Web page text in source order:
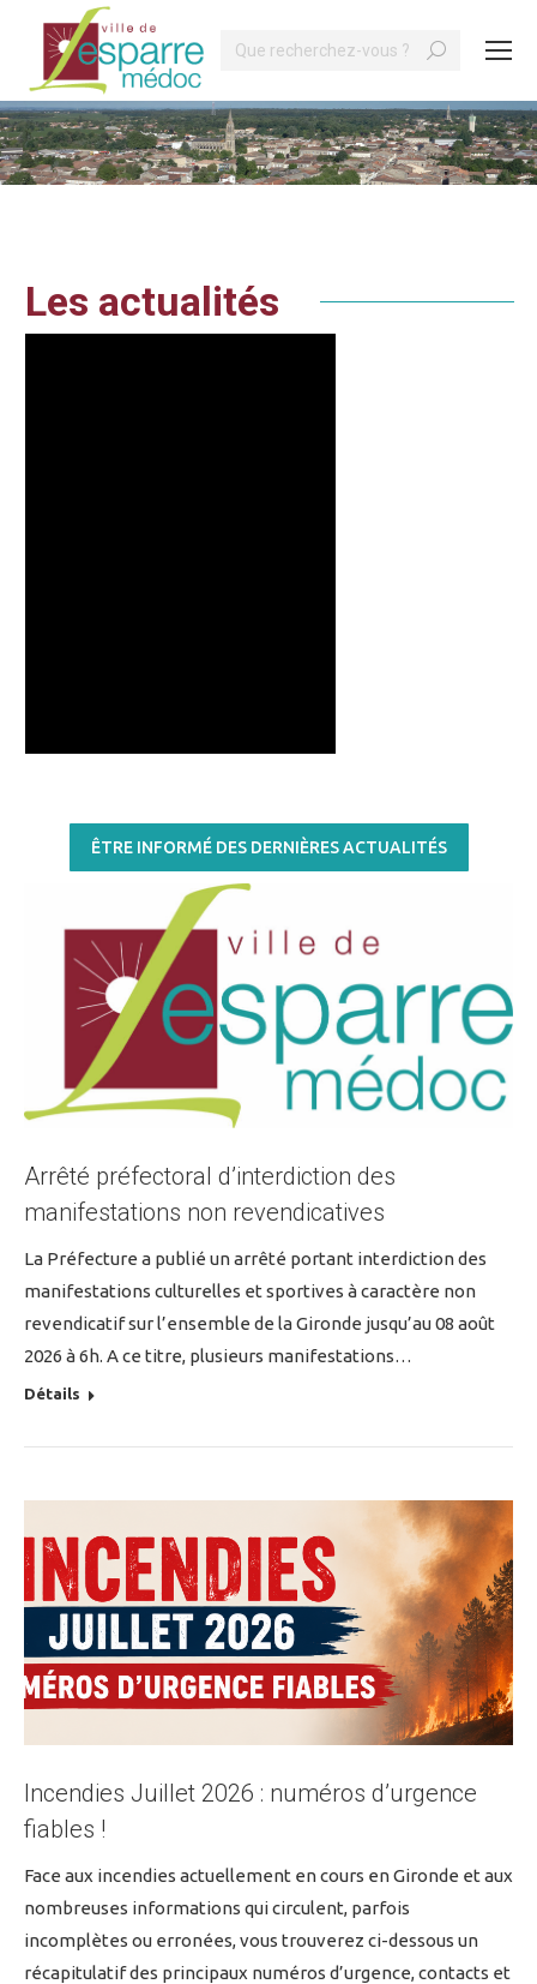
Search:
Vous êtes ici :
Les actualités
ÊTRE INFORMÉ DES DERNIÈRES ACTUALITÉS
Arrêté préfectoral d’interdiction des
manifestations non revendicatives
La Préfecture a publié un arrêté portant interdiction des
manifestations culturelles et sportives à caractère non
revendicatif sur l’ensemble de la Gironde jusqu’au 08 août
2026 à 6h. A ce titre, plusieurs manifestations…
Détails
Incendies Juillet 2026 : numéros d’urgence
fiables !
Face aux incendies actuellement en cours en Gironde et aux
nombreuses informations qui circulent, parfois
incomplètes ou erronées, vous trouverez ci-dessous un
récapitulatif des principaux numéros d’urgence, contacts et